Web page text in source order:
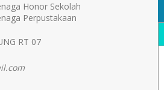
Honor Sekolah
Perpustakaan
RT 07